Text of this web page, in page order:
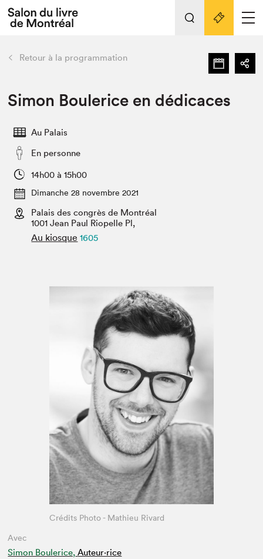
Espace exposant⋅e⋅s
Espace enseignant·e·s
L'événement
Préparer sa visite au Salon
Actualités
SLM PRO
retour Nos activités
Préparer sa visite
Salon au Palais
Projets partenaires
Liens pratiques
Retour à la programmation
Simon Boulerice en dédicaces
Au Palais
En personne
14h00 à 15h00
Dimanche 28 novembre 2021
Palais des congrès de Montréal
1001 Jean Paul Riopelle Pl,
Au kiosque 1605
Avec
Simon Boulerice, Auteur·rice
Crédits Photo - Mathieu Rivard